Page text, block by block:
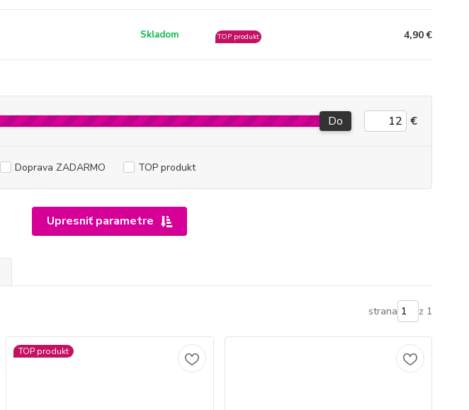
Skladom TOP produkt 4,90 €
Upresniť parametre
Do €
Doprava ZADARMO TOP produkt
strana z 1
TOP produkt